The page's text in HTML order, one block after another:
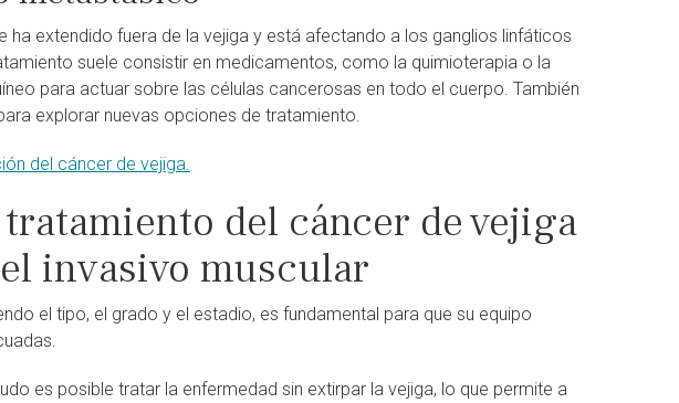
ha extendido fuera de la vejiga y está afectando a los ganglios linfáticos
suele consistir en medicamentos, como la quimioterapia o la
para actuar sobre las células cancerosas en todo el cuerpo. También
explorar nuevas opciones de tratamiento.
del cáncer de vejiga.
del cáncer de vejiga
invasivo muscular
el tipo, el grado y el estadio, es fundamental para que su equipo
es posible tratar la enfermedad sin extirpar la vejiga, lo que permite a